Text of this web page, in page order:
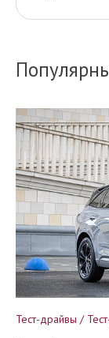
Тест-драйвы /